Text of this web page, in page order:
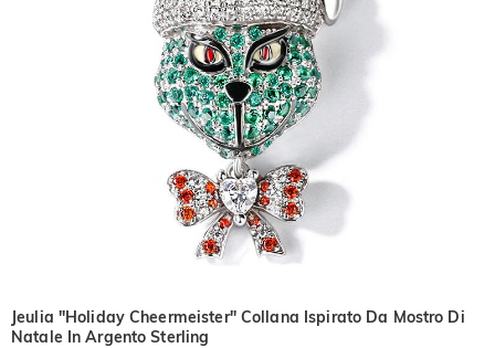
Jeulia "Holiday Cheermeister" Collana Ispirato Da Mostro Di
Natale In Argento Sterling